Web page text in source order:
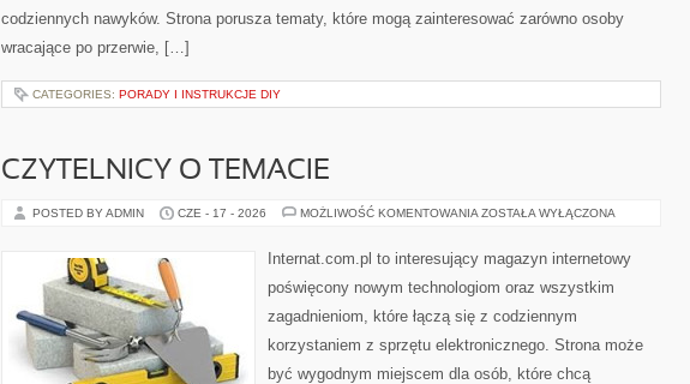
codziennych nawyków. Strona porusza tematy, które mogą zainteresować zarówno osoby
wracające po przerwie, […]
CATEGORIES: PORADY I INSTRUKCJE DIY
CZYTELNICY O TEMACIE
POSTED BY ADMIN CZE - 17 - 2026 MOŻLIWOŚĆ KOMENTOWANIA CZYTELNICY
ZOSTAŁA WYŁĄCZONA
Internat.com.pl to interesujący magazyn internetowy
poświęcony nowym technologiom oraz wszystkim
zagadnieniom, które łączą się z codziennym
korzystaniem z sprzętu elektronicznego. Strona może
być wygodnym miejscem dla osób, które chcą